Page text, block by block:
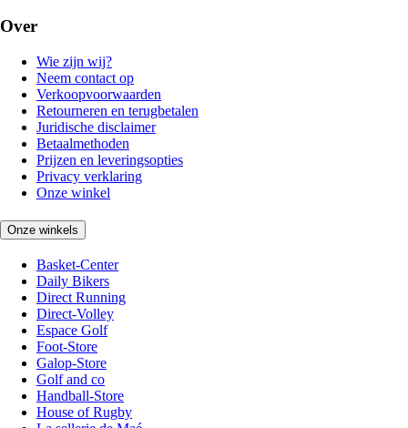
Over
Wie zijn wij?
Neem contact op
Verkoopvoorwaarden
Retourneren en terugbetalen
Juridische disclaimer
Betaalmethoden
Prijzen en leveringsopties
Privacy verklaring
Onze winkel
Onze winkels
Basket-Center
Daily Bikers
Direct Running
Direct-Volley
Espace Golf
Foot-Store
Galop-Store
Golf and co
Handball-Store
House of Rugby